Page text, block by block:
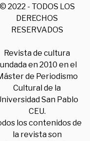
© 2022 - TODOS LOS
DERECHOS
RESERVADOS
Revista de cultura
en 2010 en el
de Periodismo
Cultural de la
San Pablo
CEU.
los contenidos de
la revista son